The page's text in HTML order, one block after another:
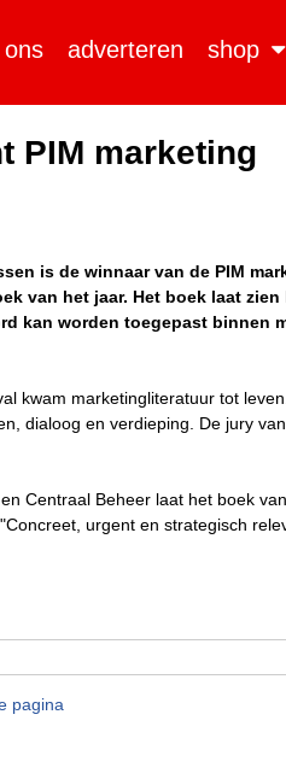
adverteren shop
PIM marketing
is de winnaar van de PIM
van het jaar. Het boek laat zien
kan worden toegepast binnen
kwam marketingliteratuur tot
dialoog en verdieping. De jury
Centraal Beheer laat het boek
urgent en strategisch
pagina